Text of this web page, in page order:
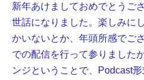
新年あけましておめでとうご
世話になりました。楽しみに
かいないとか、年頭所感でご
での配信を行って参りました
ンジということで、Podcast